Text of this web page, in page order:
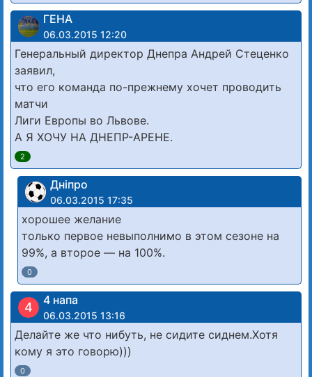
ГЕНА
06.03.2015 12:20
Генеральный директор Днепра Андрей Стеценко
заявил,
что его команда по-прежнему хочет проводить
матчи
Лиги Европы во Львове.
А Я ХОЧУ НА ДНЕПР-АРЕНЕ.
2
Дніпро
06.03.2015 17:35
хорошее желание
только первое невыполнимо в этом сезоне на
99%, а второе — на 100%.
0
4 4 напа
06.03.2015 13:16
Делайте же что нибуть, не сидите сиднем.Хотя
кому я это говорю)))
0